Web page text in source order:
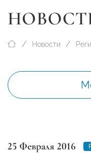
Новости
25 Февраля 2016